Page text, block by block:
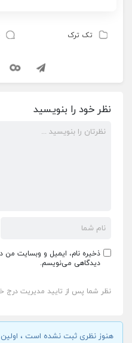
تک ترک
نظر خود را بنویسید
ذخیره نام، ایمیل و وبسایت من
دیدگاهی می‌نویسم.
نظر شما پس از تایید مدیریت درج
هنوز نظری ثبت نشده است ،